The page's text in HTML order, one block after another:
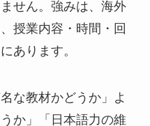
せん。強みは、海外
授業内容・時間・回
あります。
な教材かどうか」よ
か」「日本語力の維